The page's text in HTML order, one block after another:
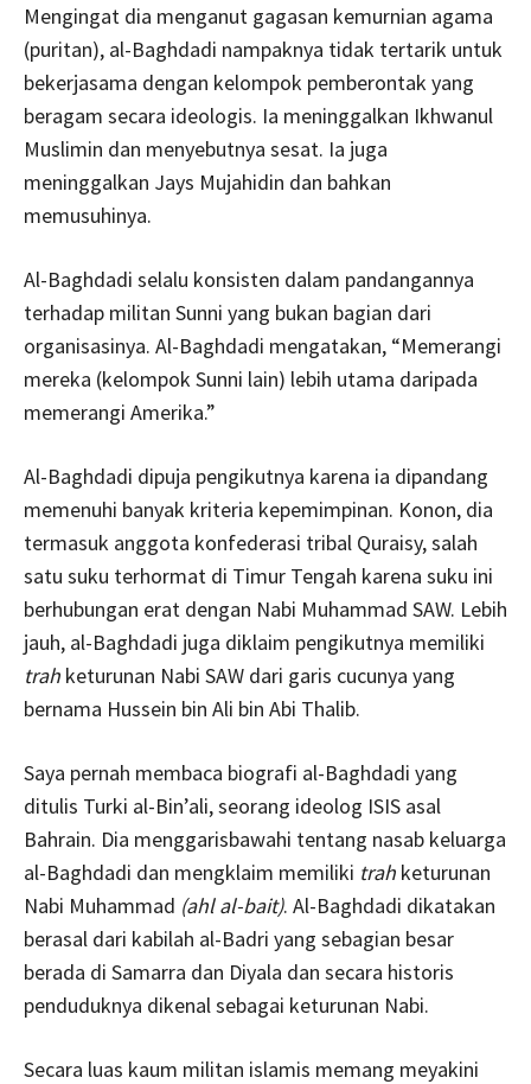
Mengingat dia menganut gagasan kemurnian agama
(puritan), al-Baghdadi nampaknya tidak tertarik untuk
bekerjasama dengan kelompok pemberontak yang
beragam secara ideologis. Ia meninggalkan Ikhwanul
Muslimin dan menyebutnya sesat. Ia juga
meninggalkan Jays Mujahidin dan bahkan
memusuhinya.
Al-Baghdadi selalu konsisten dalam pandangannya
terhadap militan Sunni yang bukan bagian dari
organisasinya. Al-Baghdadi mengatakan, “Memerangi
mereka (kelompok Sunni lain) lebih utama daripada
memerangi Amerika.”
Al-Baghdadi dipuja pengikutnya karena ia dipandang
memenuhi banyak kriteria kepemimpinan. Konon, dia
termasuk anggota konfederasi tribal Quraisy, salah
satu suku terhormat di Timur Tengah karena suku ini
berhubungan erat dengan Nabi Muhammad SAW. Lebih
jauh, al-Baghdadi juga diklaim pengikutnya memiliki
trah keturunan Nabi SAW dari garis cucunya yang
bernama Hussein bin Ali bin Abi Thalib.
Saya pernah membaca biografi al-Baghdadi yang
ditulis Turki al-Bin’ali, seorang ideolog ISIS asal
Bahrain. Dia menggarisbawahi tentang nasab keluarga
al-Baghdadi dan mengklaim memiliki trah keturunan
Nabi Muhammad (ahl al-bait). Al-Baghdadi dikatakan
berasal dari kabilah al-Badri yang sebagian besar
berada di Samarra dan Diyala dan secara historis
penduduknya dikenal sebagai keturunan Nabi.
Secara luas kaum militan islamis memang meyakini